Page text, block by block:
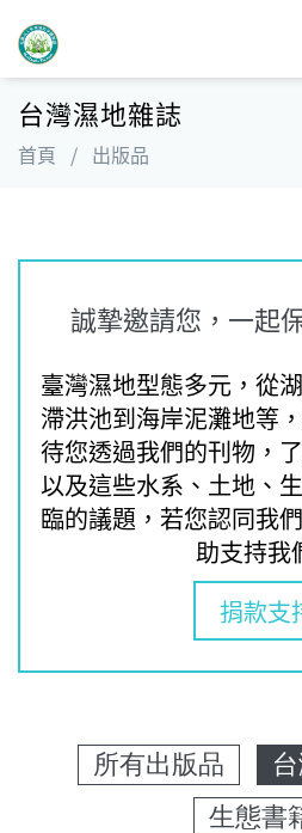
搜尋表單
台灣濕地雜誌
首頁 / 出版品
誠摯邀請您，一起
臺灣濕地型態多元，從
滯洪池到海岸泥灘地等
待您透過我們的刊物，
以及這些水系、土地、
臨的議題，若您認同我
助支持我
捐款支
所有出版品
生態書